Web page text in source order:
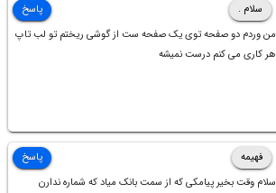
سلام .
من وردم دو صفحه توی یک صفحه ست از گوشی ریختم تو لب تاپ
هر کاری می کنم درست نمیشه
پاسخ
فهیمه
سلام وقت بخیر پیامکی که از سمت بانک میاد که شماره ندارن
پاسخ